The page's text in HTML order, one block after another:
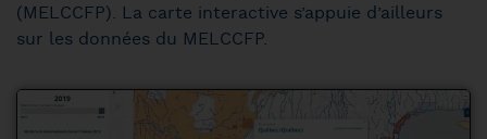
(MELCCFP). La carte interactive s’appuie d’ailleurs
sur les données du MELCCFP.